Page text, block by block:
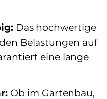
Das hochwertige
Belastungen auf
eine lange
Ob im Gartenbau,